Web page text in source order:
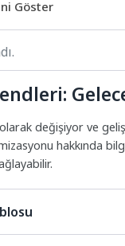
Göster
değişiyor ve
hakkında